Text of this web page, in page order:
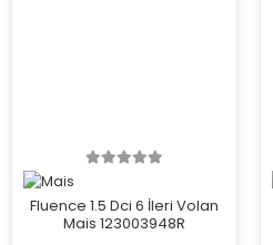
Fluence 1.5 Dci 6 İleri Volan
Mais 123003948R